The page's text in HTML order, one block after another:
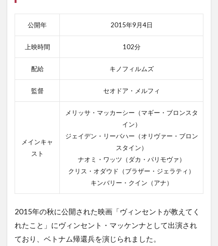
公開年 2015年9月4日
上映時間 102分
配給 キノフィルムズ
監督 セオドア・メルフィ
メインキャ
スト
メリッサ・マッカーシー（マギー・ブロンスタ
イン）
ジェイデン・リーバハー（オリヴァー・ブロン
スタイン）
ナオミ・ワッツ（ダカ・パリモヴァ）
クリス・オダウド（ブラザー・ジェラティ）
キンバリー・クイン（アナ）
2015年の秋に公開された映画「ヴィンセントが教えてく
れたこと」にヴィンセント・マッケンナとして出演され
ており、ベトナム帰還兵を演じられました。